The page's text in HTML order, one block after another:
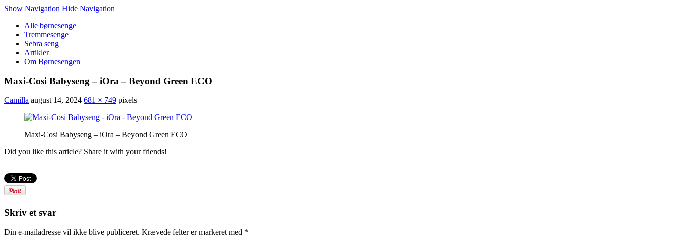
Show Navigation Hide Navigation
Alle børnesenge
Tremmesenge
Sebra seng
Artikler
Om Børnesengen
Maxi-Cosi Babyseng – iOra – Beyond Green ECO
Camilla august 14, 2024 681 × 749 pixels
Maxi-Cosi Babyseng – iOra – Beyond Green ECO
Did you like this article? Share it with your friends!
Skriv et svar
Din e-mailadresse vil ikke blive publiceret. Krævede felter er markeret med *